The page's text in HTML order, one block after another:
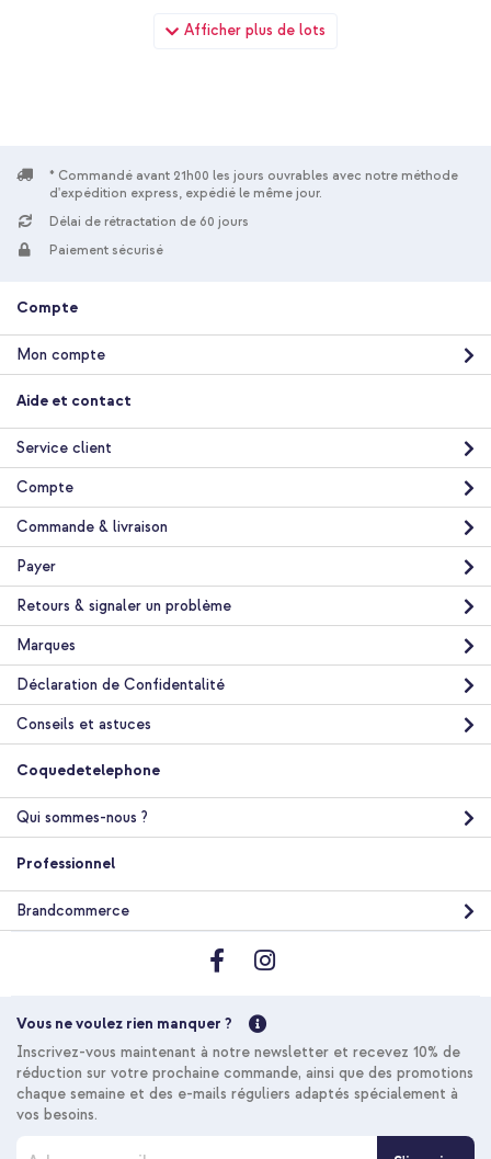
Afficher plus de lots
imoshion Bracelet QuickFit® Milanais - Connexion Garmin 20
mm - Taille L/XL - Starlight + Wall Charger - Chargeur -
gratuite
* Commandé avant 21h00 les jours ouvrables avec notre méthode
d'expédition express, expédié le même jour.
Délai de rétractation de 60 jours
Paiement sécurisé
Compte
Mon compte
Aide et contact
Service client
Compte
Commande & livraison
Payer
Retours & signaler un problème
Marques
Déclaration de Confidentalité
Conseils et astuces
Coquedetelephone
Qui sommes-nous ?
Professionnel
Brandcommerce
Vous ne voulez rien manquer ?
Inscrivez-vous maintenant à notre newsletter et recevez 10% de
réduction sur votre prochaine commande, ainsi que des promotions
chaque semaine et des e-mails réguliers adaptés spécialement à
vos besoins.